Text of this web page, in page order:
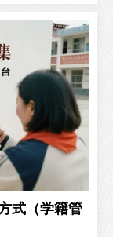
式（学籍管